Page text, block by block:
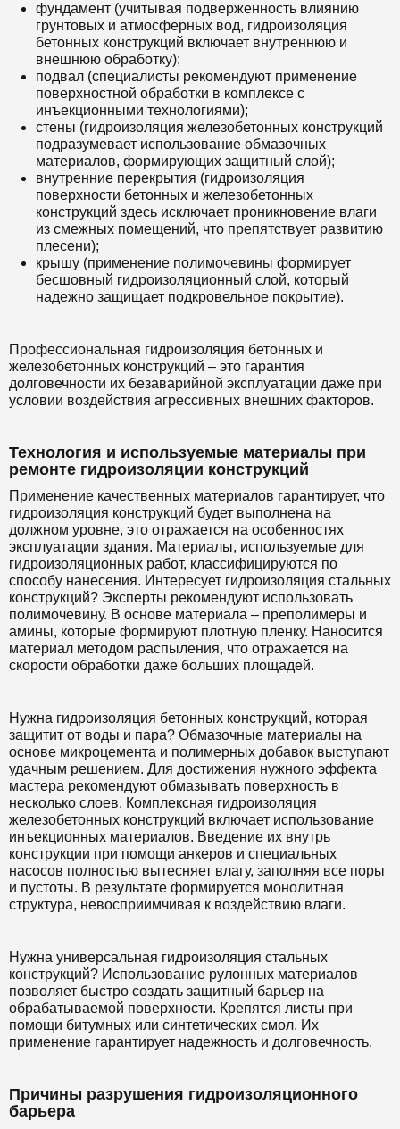
фундамент (учитывая подверженность влиянию
грунтовых и атмосферных вод, гидроизоляция
бетонных конструкций включает внутреннюю и
внешнюю обработку);
подвал (специалисты рекомендуют применение
поверхностной обработки в комплексе с
инъекционными технологиями);
стены (гидроизоляция железобетонных конструкций
подразумевает использование обмазочных
материалов, формирующих защитный слой);
внутренние перекрытия (гидроизоляция
поверхности бетонных и железобетонных
конструкций здесь исключает проникновение влаги
из смежных помещений, что препятствует развитию
плесени);
крышу (применение полимочевины формирует
бесшовный гидроизоляционный слой, который
надежно защищает подкровельное покрытие).
Профессиональная гидроизоляция бетонных и
железобетонных конструкций – это гарантия
долговечности их безаварийной эксплуатации даже при
условии воздействия агрессивных внешних факторов.
Технология и используемые материалы при
ремонте гидроизоляции конструкций
Применение качественных материалов гарантирует, что
гидроизоляция конструкций будет выполнена на
должном уровне, это отражается на особенностях
эксплуатации здания. Материалы, используемые для
гидроизоляционных работ, классифицируются по
способу нанесения. Интересует гидроизоляция стальных
конструкций? Эксперты рекомендуют использовать
полимочевину. В основе материала – преполимеры и
амины, которые формируют плотную пленку. Наносится
материал методом распыления, что отражается на
скорости обработки даже больших площадей.
Нужна гидроизоляция бетонных конструкций, которая
защитит от воды и пара? Обмазочные материалы на
основе микроцемента и полимерных добавок выступают
удачным решением. Для достижения нужного эффекта
мастера рекомендуют обмазывать поверхность в
несколько слоев. Комплексная гидроизоляция
железобетонных конструкций включает использование
инъекционных материалов. Введение их внутрь
конструкции при помощи анкеров и специальных
насосов полностью вытесняет влагу, заполняя все поры
и пустоты. В результате формируется монолитная
структура, невосприимчивая к воздействию влаги.
Нужна универсальная гидроизоляция стальных
конструкций? Использование рулонных материалов
позволяет быстро создать защитный барьер на
обрабатываемой поверхности. Крепятся листы при
помощи битумных или синтетических смол. Их
применение гарантирует надежность и долговечность.
Причины разрушения гидроизоляционного
барьера